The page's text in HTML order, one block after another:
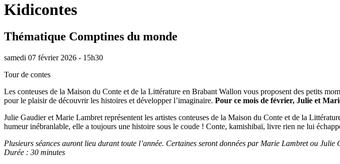
Kidicontes
Thématique Comptines du monde
samedi 07 février 2026 - 15h30
Tour de contes
Les conteuses de la Maison du Conte et de la Littérature en Brabant Wallon vous proposent des petits
pour le plaisir de découvrir les histoires et développer l’imaginaire. Pour ce mois de février, Julie et
Julie Gaudier et Marie Lambret représentent les artistes conteuses de la Maison du Conte et de la
humeur inébranlable, elle a toujours une histoire sous le coude ! Conte, kamishibaï, livre rien ne lui
Plusieurs séances auront lieu durant toute l’année. Certaines seront données par Marie Lambret ou Julie
Durée : 30 minutes